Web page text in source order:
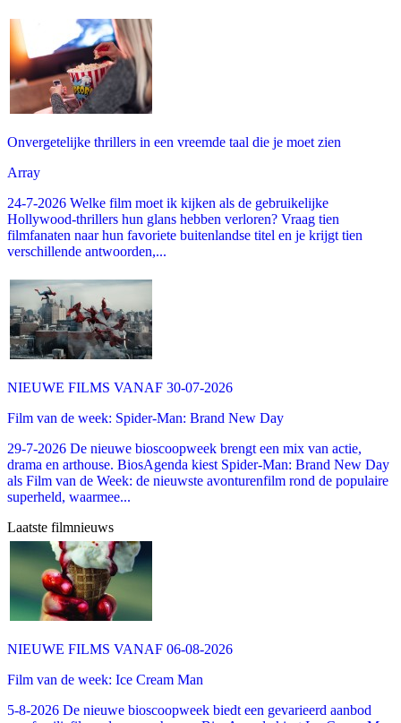
Onvergetelijke thrillers in een vreemde taal die je moet zien
Array
24-7-2026 Welke film moet ik kijken als de gebruikelijke
Hollywood-thrillers hun glans hebben verloren? Vraag tien
filmfanaten naar hun favoriete buitenlandse titel en je krijgt tien
verschillende antwoorden,...
NIEUWE FILMS VANAF 30-07-2026
Film van de week: Spider-Man: Brand New Day
29-7-2026 De nieuwe bioscoopweek brengt een mix van actie,
drama en arthouse. BiosAgenda kiest Spider-Man: Brand New Day
als Film van de Week: de nieuwste avonturenfilm rond de populaire
superheld, waarmee...
Laatste filmnieuws
NIEUWE FILMS VANAF 06-08-2026
Film van de week: Ice Cream Man
5-8-2026 De nieuwe bioscoopweek biedt een gevarieerd aanbod